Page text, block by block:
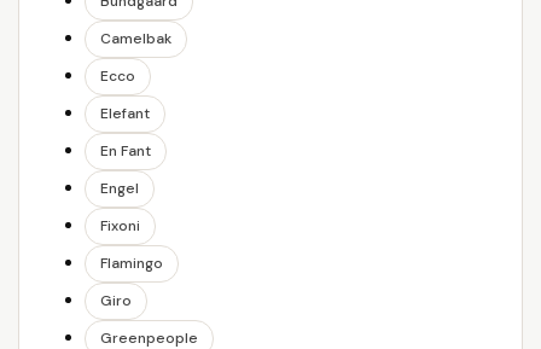
Camelbak
Ecco
Elefant
En Fant
Engel
Fixoni
Flamingo
Giro
Greenpeople